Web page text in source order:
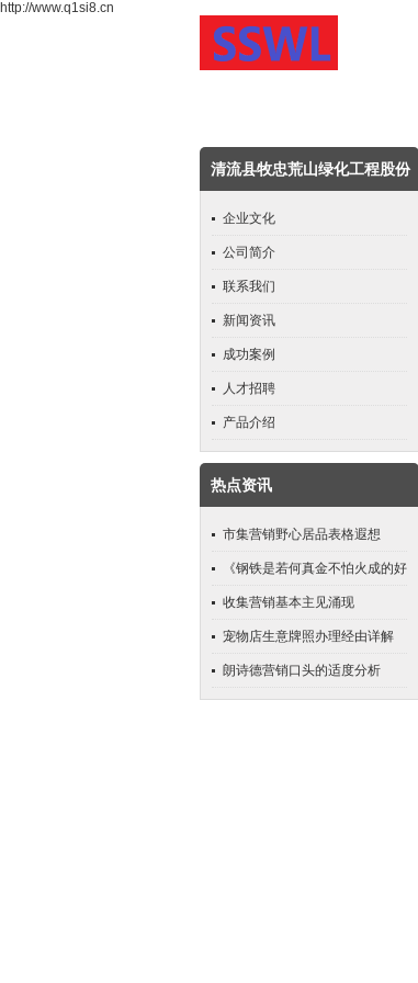
http://www.q1si8.cn
清流县牧忠荒山绿化工程股份
公司
企业文化
公司简介
联系我们
新闻资讯
成功案例
人才招聘
产品介绍
热点资讯
市集营销野心居品表格遐想
《钢铁是若何真金不怕火成的好
词好句赏析》
收集营销基本主见涌现
宠物店生意牌照办理经由详解
朗诗德营销口头的适度分析